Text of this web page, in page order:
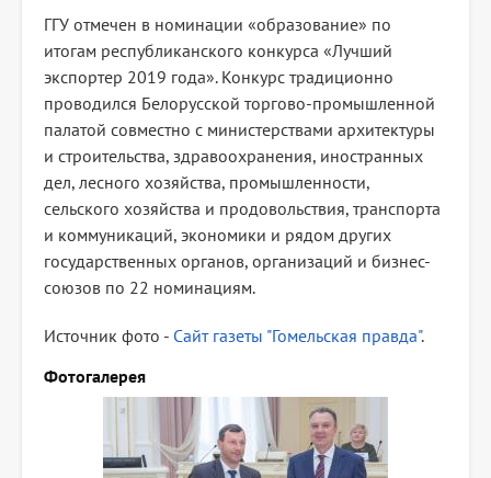
ГГУ отмечен в номинации «образование» по
итогам республиканского конкурса «Лучший
экспортер 2019 года». Конкурс традиционно
проводился Белорусской торгово-промышленной
палатой совместно с министерствами архитектуры
и строительства, здравоохранения, иностранных
дел, лесного хозяйства, промышленности,
сельского хозяйства и продовольствия, транспорта
и коммуникаций, экономики и рядом других
государственных органов, организаций и бизнес-
союзов по 22 номинациям.
Источник фото - Сайт газеты "Гомельская правда".
Фотогалерея